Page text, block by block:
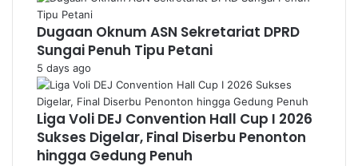
Dugaan Oknum ASN Sekretariat DPRD
Sungai Penuh Tipu Petani
5 days ago
Liga Voli DEJ Convention Hall Cup I 2026
Sukses Digelar, Final Diserbu Penonton
hingga Gedung Penuh